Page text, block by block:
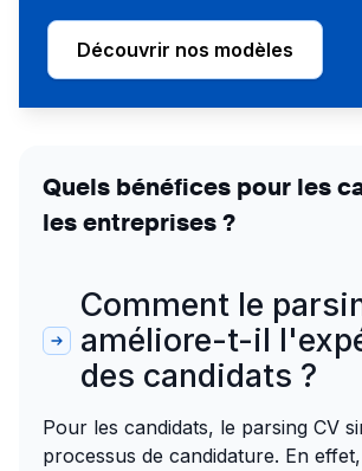
Découvrir nos modèles
Quels bénéfices pour les
les entreprises ?
Comment le
améliore-t-il
des candidats ?
Pour les candidats, le parsing CV
processus de candidature. En